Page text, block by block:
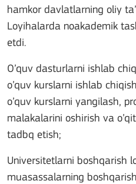
hamkor davlatlarning oliy
Loyihalarda noakademik
etdi.
O’quv dasturlarni ishlab
o’quv kurslarni ishlab
o’quv kurslarni yangilash,
malakalarini oshirish va
tadbq etish;
Universitetlarni boshqarish
muasassalarning